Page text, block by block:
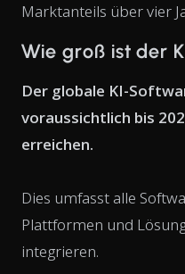
Marktanteils über vier
Wie groß ist der
Der globale KI-
voraussichtlich bis
erreichen.
Dies umfasst alle
Plattformen und
integrieren.